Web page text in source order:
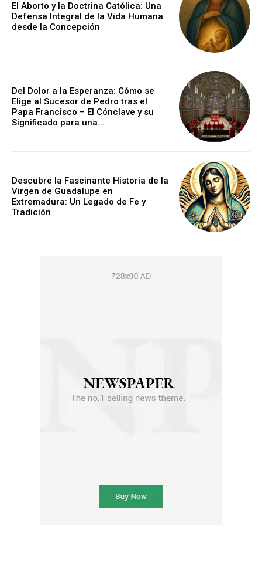
El Aborto y la Doctrina Católica: Una
Defensa Integral de la Vida Humana
desde la Concepción
Del Dolor a la Esperanza: Cómo se
Elige al Sucesor de Pedro tras el
Papa Francisco – El Cónclave y su
Significado para una...
Descubre la Fascinante Historia de la
Virgen de Guadalupe en
Extremadura: Un Legado de Fe y
Tradición